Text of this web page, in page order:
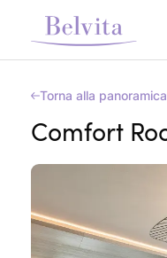
Torna alla panoramica
Comfort